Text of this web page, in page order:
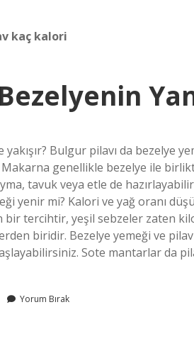
kaç kalori
yakışır? Bulgur pilavı da bezelye
genellikle bezelye ile
tavuk veya etle de
yenir mi? Kalori ve yağ oranı
tercihtir, yeşil sebzeler zaten
biridir. Bezelye yemeği ve
Sote mantarlar da
Yorum Bırak